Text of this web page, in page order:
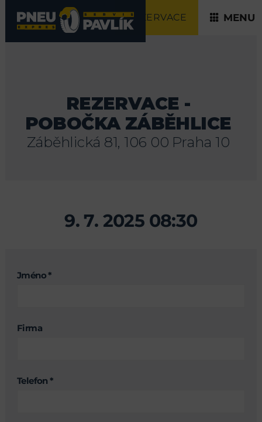
MENU
REZERVACE
REZERVACE -
POBOČKA ZÁBĚHLICE
Záběhlická 81, 106 00 Praha 10
9. 7. 2025 08:30
Jméno *
Firma
Telefon *